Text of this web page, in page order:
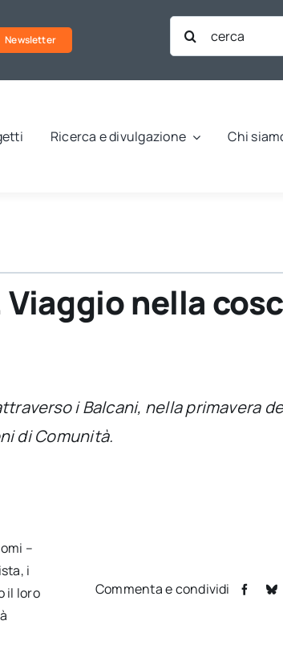
Newsletter
Cerca
per:
Ricerca e divulgazione Chi
nella
i Balcani, nella primavera
di Comunità.
–
i
il loro
Commenta e condividi